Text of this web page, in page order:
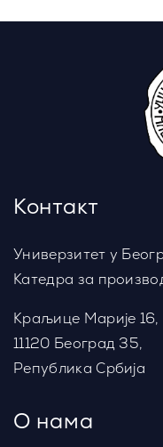
Контакт
Универзитет у
Катедра за
Краљице Марије 16,
11120 Београд 35,
Република Србија
О нама